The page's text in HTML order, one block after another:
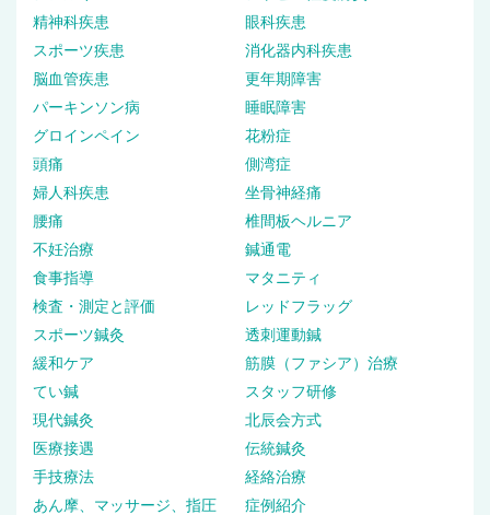
精神科疾患
眼科疾患
スポーツ疾患
消化器内科疾患
脳血管疾患
更年期障害
パーキンソン病
睡眠障害
グロインペイン
花粉症
頭痛
側湾症
婦人科疾患
坐骨神経痛
腰痛
椎間板ヘルニア
不妊治療
鍼通電
食事指導
マタニティ
検査・測定と評価
レッドフラッグ
スポーツ鍼灸
透刺運動鍼
緩和ケア
筋膜（ファシア）治療
てい鍼
スタッフ研修
現代鍼灸
北辰会方式
医療接遇
伝統鍼灸
手技療法
経絡治療
あん摩、マッサージ、指圧
症例紹介